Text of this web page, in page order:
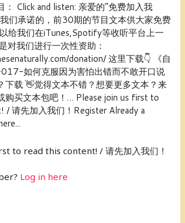
： Click and listen: 亲爱的“免费加入我
们承诺的，前30期的节目文本供大家免费
给我们在iTunes,Spotify等收听平台上一
对我们进行一次性资助：
donation/ 这里下载👇 《自
如何克服因为害怕出错而不敢开口说
下载 👋觉得文本不错？想要更多文本？来
购买文本包吧！… Please join us first to
/ 请先加入我们！Register Already a
to read this content! / 请先加入我们！
Log in here